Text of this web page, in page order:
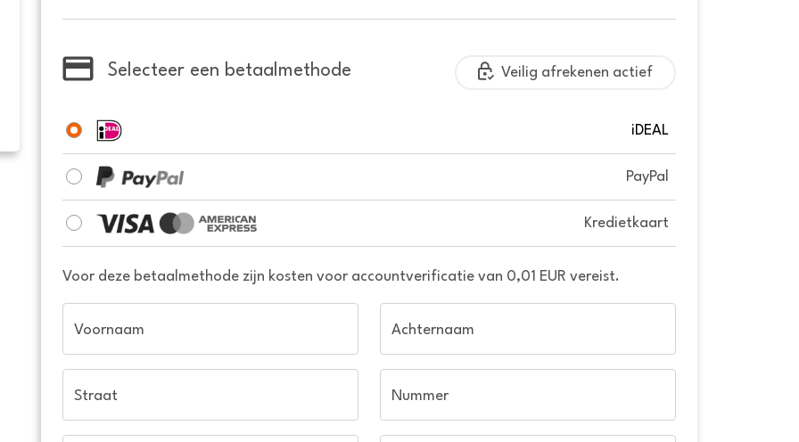
Selecteer een betaalmethode Veilig afrekenen actief
iDEAL
PayPal
Kredietkaart
Voor deze betaalmethode zijn kosten voor accountverificatie van 0,01 EUR vereist.
Voornaam Achternaam
Straat Nummer